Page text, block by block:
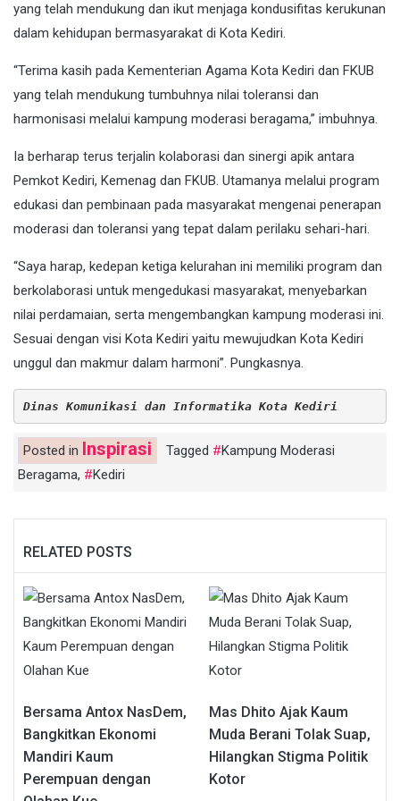
yang telah mendukung dan ikut menjaga kondusifitas kerukunan
dalam kehidupan bermasyarakat di Kota Kediri.
“Terima kasih pada Kementerian Agama Kota Kediri dan FKUB
yang telah mendukung tumbuhnya nilai toleransi dan
harmonisasi melalui kampung moderasi beragama,” imbuhnya.
Ia berharap terus terjalin kolaborasi dan sinergi apik antara
Pemkot Kediri, Kemenag dan FKUB. Utamanya melalui program
edukasi dan pembinaan pada masyarakat mengenai penerapan
moderasi dan toleransi yang tepat dalam perilaku sehari-hari.
“Saya harap, kedepan ketiga kelurahan ini memiliki program dan
berkolaborasi untuk mengedukasi masyarakat, menyebarkan
nilai perdamaian, serta mengembangkan kampung moderasi ini.
Sesuai dengan visi Kota Kediri yaitu mewujudkan Kota Kediri
unggul dan makmur dalam harmoni”. Pungkasnya.
Dinas Komunikasi dan Informatika Kota Kediri
Posted in Inspirasi Tagged
Kampung Moderasi
Beragama, Kediri
RELATED POSTS
Bersama Antox NasDem,
Bangkitkan Ekonomi
Mandiri Kaum
Perempuan dengan
Mas Dhito Ajak Kaum
Muda Berani Tolak Suap,
Hilangkan Stigma Politik
Kotor